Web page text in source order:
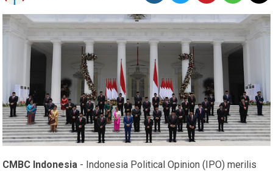
CMBC Indonesia - Indonesia Political Opinion (IPO) merilis